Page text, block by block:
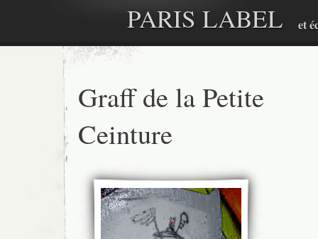
PARIS LABEL et
Graff de la Petite
Ceinture